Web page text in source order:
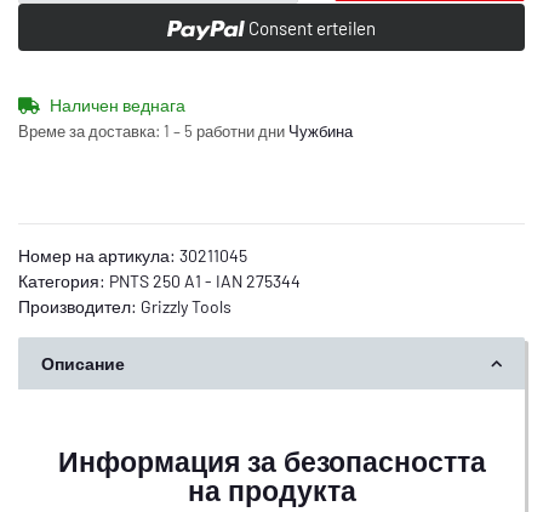
Consent erteilen
Наличен веднага
Време за доставка: 1 – 5 работни дни Чужбина
Номер на артикула: 30211045
Категория: PNTS 250 A1 - IAN 275344
Производител: Grizzly Tools
Описание
Информация за безопасността
на продукта